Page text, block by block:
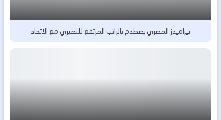
بيراميدز المصري يصطدم بالراتب المرتفع للنصيري مع الاتحاد